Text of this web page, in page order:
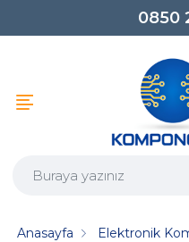
0850
Anasayfa Elektronik